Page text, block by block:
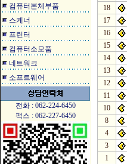
컴퓨터본체부품
스케너
프린터
컴퓨터소모품
네트워크
소프트웨어
전화 : 062-224-6450
팩스 : 062-227-6450
18
17
16
15
14
13
12
11
10
8
4
3
1